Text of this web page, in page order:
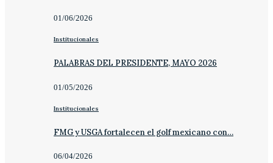
01/06/2026
Institucionales
PALABRAS DEL PRESIDENTE, MAYO 2026
01/05/2026
Institucionales
FMG y USGA fortalecen el golf mexicano con…
06/04/2026